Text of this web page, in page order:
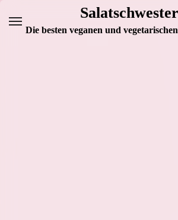
Inhalt
Salatschwester
Die besten veganen und